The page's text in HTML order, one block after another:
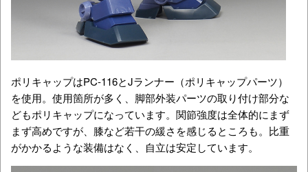
ポリキャップはPC-116とJランナー（ポリキャップパーツ）
を使用。使用箇所が多く、脚部外装パーツの取り付け部分な
どもポリキャップになっています。関節強度は全体的にまず
まず高めですが、膝など若干の緩さを感じるところも。比重
がかかるような装備はなく、自立は安定しています。